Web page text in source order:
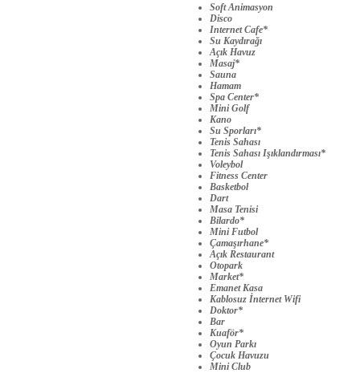
Soft Animasyon
Disco
Internet Cafe*
Su Kaydırağı
Açık Havuz
Masaj*
Sauna
Hamam
Spa Center*
Mini Golf
Kano
Su Sporları*
Tenis Sahası
Tenis Sahası Işıklandırması*
Voleybol
Fitness Center
Basketbol
Dart
Masa Tenisi
Bilardo*
Mini Futbol
Çamaşırhane*
Açık Restaurant
Otopark
Market*
Emanet Kasa
Kablosuz İnternet Wifi
Doktor*
Bar
Kuaför*
Oyun Parkı
Çocuk Havuzu
Mini Club